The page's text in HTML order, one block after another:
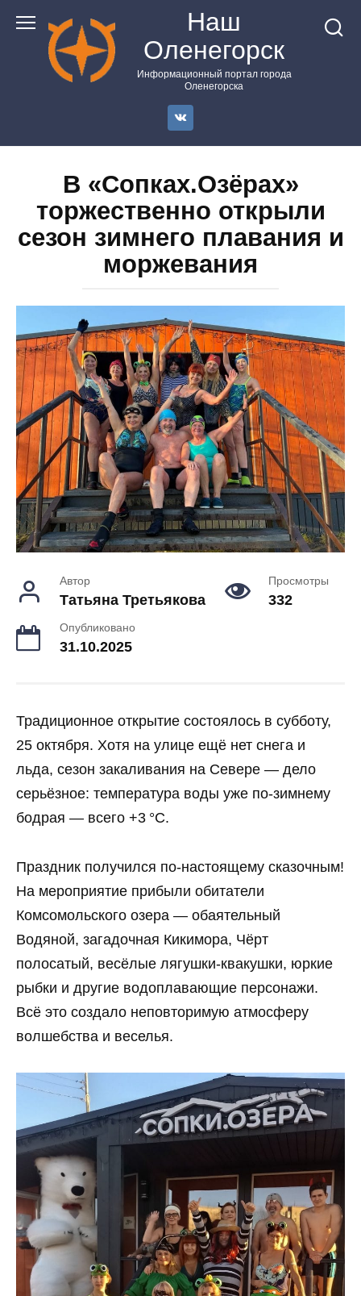
контенту
Наш
Оленегорск
Информационный портал города
Оленегорска
В «Сопках.Озёрах»
торжественно открыли
сезон зимнего плавания и
моржевания
Автор
Татьяна Третьякова
Просмотры
332
Опубликовано
31.10.2025
Традиционное открытие состоялось в субботу,
25 октября. Хотя на улице ещё нет снега и
льда, сезон закаливания на Севере — дело
серьёзное: температура воды уже по‑зимнему
бодрая — всего +3 °C.
Праздник получился по‑настоящему сказочным!
На мероприятие прибыли обитатели
Комсомольского озера — обаятельный
Водяной, загадочная Кикимора, Чёрт
полосатый, весёлые лягушки‑квакушки, юркие
рыбки и другие водоплавающие персонажи.
Всё это создало неповторимую атмосферу
волшебства и веселья.